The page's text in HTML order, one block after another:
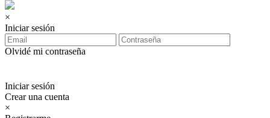
×
Iniciar sesión
Olvidé mi contraseña
Iniciar sesión
Crear una cuenta
×